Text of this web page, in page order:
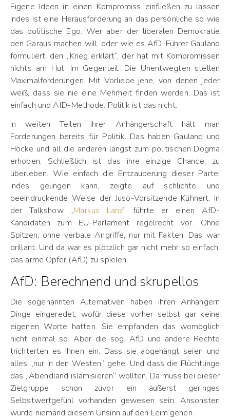
Eigene Ideen in einen Kompromiss einfließen zu lassen
indes ist eine Herausforderung an das persönliche so wie
das politische Ego. Wer aber der liberalen Demokratie
den Garaus machen will, oder wie es AfD-Führer Gauland
formuliert, den „Krieg erklärt“, der hat mit Kompromissen
nichts am Hut. Im Gegenteil. Die Unentwegten stellen
Maximalforderungen. Mit Vorliebe jene, von denen jeder
weiß, dass sie nie eine Mehrheit finden werden. Das ist
einfach und AfD-Methode. Politik ist das nicht.
In weiten Teilen ihrer Anhängerschaft hält man
Forderungen bereits für Politik. Das haben Gauland und
Höcke und all die anderen längst zum politischen Dogma
erhoben. Schließlich ist das ihre einzige Chance, zu
überleben. Wie einfach die Entzauberung dieser Partei
indes gelingen kann, zeigte auf schlichte und
beeindruckende Weise der Juso-Vorsitzende Kühnert. In
der Talkshow „Markus Lanz“ führte er einen AfD-
Kandidaten zum EU-Parlament regelrecht vor. Ohne
Spitzen, ohne verbale Angriffe, nur mit Fakten. Das war
brillant. Und da war es plötzlich gar nicht mehr so einfach,
das arme Opfer (AfD) zu spielen.
AfD: Berechnend und skrupellos
Die sogenannten Alternativen haben ihren Anhängern
Dinge eingeredet, wofür diese vorher selbst gar keine
eigenen Worte hatten. Sie empfanden das womöglich
nicht einmal so. Aber die sog. AfD und andere Rechte
trichterten es ihnen ein. Dass sie abgehängt seien und
alles „nur in den Westen“ gehe. Und dass die Flüchtlinge
das „Abendland islamisieren“ wollten. Da muss bei dieser
Zielgruppe schon zuvor ein äußerst geringes
Selbstwertgefühl vorhanden gewesen sein. Ansonsten
würde niemand diesem Unsinn auf den Leim gehen.